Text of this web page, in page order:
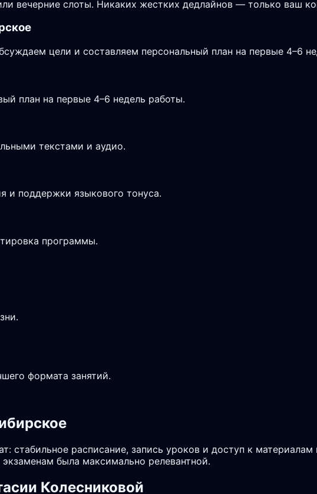
вечерние слоты. Никаких жестких дедлайнов — только ваш
цели и составляем персональный план на первые 4–6
план на первые 4–6 недель работы.
текстами и аудио.
и поддержки языкового тонуса.
программы.
формата занятий.
стабильное расписание, запись уроков и доступ к
была максимально релевантной.
Колесниковой